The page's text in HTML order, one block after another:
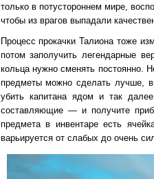
только в потустороннем мире,
чтобы из врагов выпадали
Процесс прокачки Талиона тоже
потом заполучить легендарные
кольца нужно сменять постоянно.
предметы можно сделать лучше,
убить капитана ядом и так
составляющие — и получите
предмета в инвентаре есть
варьируется от слабых до очень